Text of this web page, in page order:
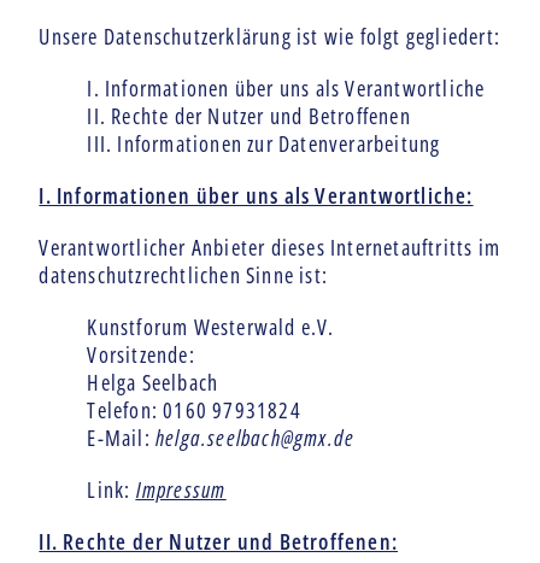
Unsere Datenschutzerklärung ist wie folgt gegliedert:
I. Informationen über uns als Verantwortliche
II. Rechte der Nutzer und Betroffenen
III. Informationen zur Datenverarbeitung
I. Informationen über uns als Verantwortliche:
Verantwortlicher Anbieter dieses Internetauftritts im
datenschutzrechtlichen Sinne ist:
Kunstforum Westerwald e.V.
Vorsitzende:
Helga Seelbach
Telefon: 0160 97931824
E-Mail:helga.seelbach@gmx.de
Link: Impressum
II. Rechte der Nutzer und Betroffenen: